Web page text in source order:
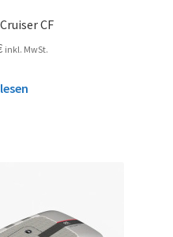
CF
inkl. MwSt.